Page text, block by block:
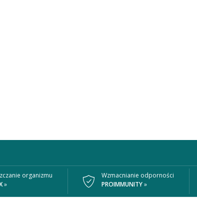
organizmu
»
Wzmacnianie odporności
PROIMMUNITY»